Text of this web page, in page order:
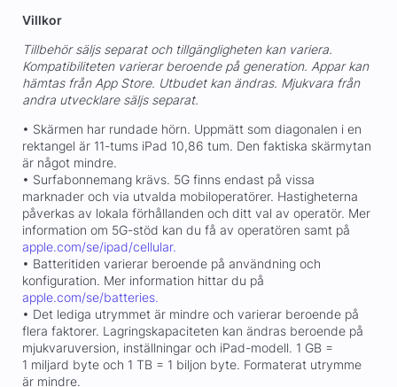
Villkor
Tillbehör säljs separat och tillgängligheten kan variera.
Kompatibiliteten varierar beroende på generation. Appar kan
hämtas från App Store. Utbudet kan ändras. Mjukvara från
andra utvecklare säljs separat.
• Skärmen har rundade hörn. Uppmätt som diagonalen i en
rektangel är 11-tums iPad 10,86 tum. Den faktiska skärmytan
är något mindre.
• Surfabonnemang krävs. 5G finns endast på vissa
marknader och via utvalda mobiloperatörer. Hastigheterna
påverkas av lokala förhållanden och ditt val av operatör. Mer
information om 5G-stöd kan du få av operatören samt på
apple.com/se/ipad/cellular.
• Batteritiden varierar beroende på användning och
konfiguration. Mer information hittar du på
apple.com/se/batteries.
• Det lediga utrymmet är mindre och varierar beroende på
flera faktorer. Lagringskapaciteten kan ändras beroende på
mjukvaruversion, inställningar och iPad-modell. 1 GB =
1 miljard byte och 1 TB = 1 biljon byte. Formaterat utrymme
är mindre.